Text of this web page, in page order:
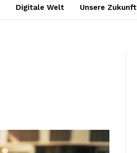
Digitale Welt Unsere Zukunft